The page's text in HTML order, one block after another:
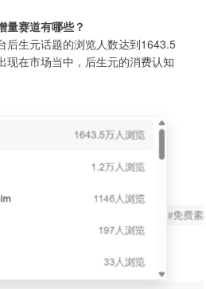
量赛道有哪些？
后生元话题的浏览人数达到1643.5
现在市场当中，后生元的消费认知